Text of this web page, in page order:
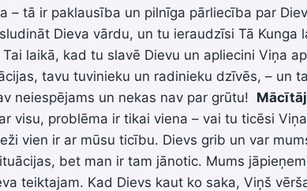
– tā ir paklausība un pilnīga pārliecība par
Dieva vārdu, un tu ieraudzīsi Tā Kunga
laikā, kad tu slavē Dievu un apliecini Viņa
tavu tuvinieku un radinieku dzīvēs, – un
neiespējams un nekas nav par grūtu!
visu, problēma ir tikai viena – vai tu ticēsi
vien ir ar mūsu ticību. Dievs grib un var
bet man ir tam jānotic. Mums
teiktajam. Kad Dievs kaut ko saka, Viņš